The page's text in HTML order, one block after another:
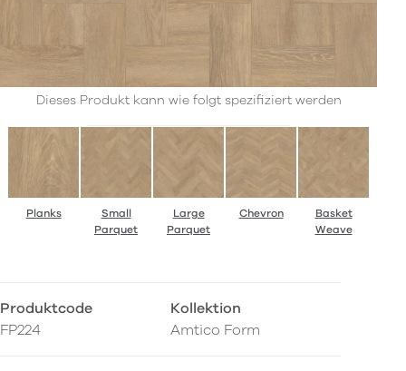
Dieses Produkt kann wie folgt spezifiziert werden
Planks
Small
Parquet
Large
Parquet
Chevron
Basket
Weave
Produktcode
FP224
Kollektion
Amtico Form